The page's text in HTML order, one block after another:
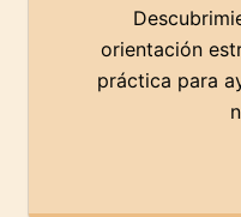
orientación
práctica para